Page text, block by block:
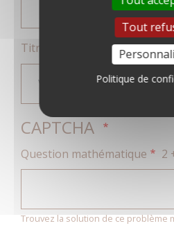
Titre délibération
CAPTCHA
Question mathématique 2
Trouvez la solution de ce problème
Tout
Politique de